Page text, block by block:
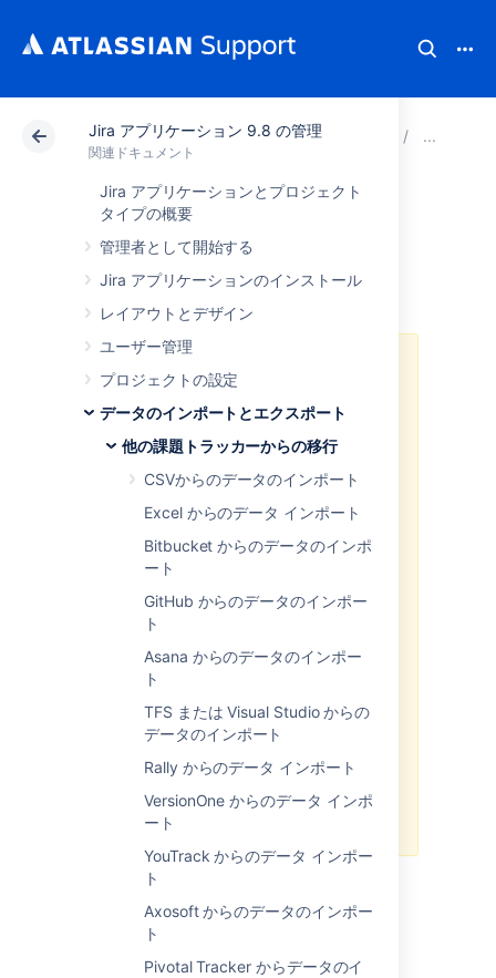
Jira アプリケーション 9.8 の管理
関連ドキュメント
Jira アプリケーションとプロジェクト
タイプの概要
管理者として開始する
Jira アプリケーションのインストール
レイアウトとデザイン
ユーザー管理
プロジェクトの設定
データのインポートとエクスポート
他の課題トラッカーからの移行
CSVからのデータのインポート
Excel からのデータ インポート
Bitbucket からのデータのインポ
ート
GitHub からのデータのインポー
ト
Asana からのデータのインポー
ト
TFS または Visual Studio からの
データのインポート
Rally からのデータ インポート
VersionOne からのデータ インポ
ート
YouTrack からのデータ インポー
ト
Axosoft からのデータのインポー
ト
Pivotal Tracker からデータのイ
アトラシアン サポート 関連ドキュメント Jira アプ
Trac からのデータ
インポート
定のアプリケーション専用の組み込
みのインポーターのサポートを廃止
使用して引き続き Jira にデータを
インポートできます。
データをインポートするには、次の
手順を実行します。
Jira 管理者
つユーザーとしてログインしま
します。[インポートとエクスポ
ト] を選択して外部プロジェクト
のインポート ページを開きま
インポートのファイル形式とし
て [CSV] または [JSON] を選択
します。
最終更新日 2019 年 7 月 11 日